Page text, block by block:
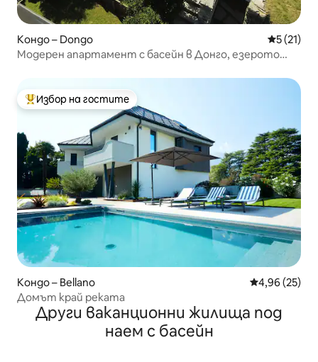
Кондо – Dongo Средна
5 (21)
Модерен апартамент с басейн в Донго, езерото
Най-популярен избор на гостите
Избор на гостите
Кондо – Bellano Средна
4,96 (25)
Домът край реката
Други ваканционни жилища под
наем с басейн